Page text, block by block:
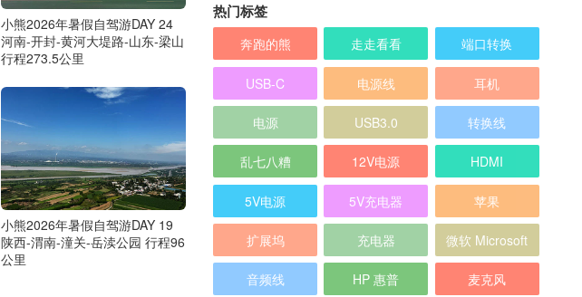
小熊2026年暑假自驾游DAY 24
河南-开封-黄河大堤路-山东-梁山
行程273.5公里
小熊2026年暑假自驾游DAY 19
陕西-渭南-潼关-岳渎公园 行程96
公里
热门标签
奔跑的熊 走走看看 端口转换
USB-C 电源线 耳机
电源 USB3.0 转换线
乱七八糟 12V电源 HDMI
5V电源 5V充电器 苹果
扩展坞 充电器 微软 Microsoft
音频线 HP 惠普 麦克风